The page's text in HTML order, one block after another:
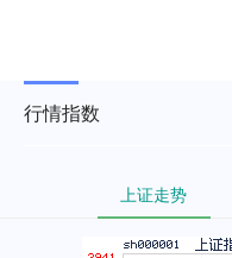
行情指数
上证走势